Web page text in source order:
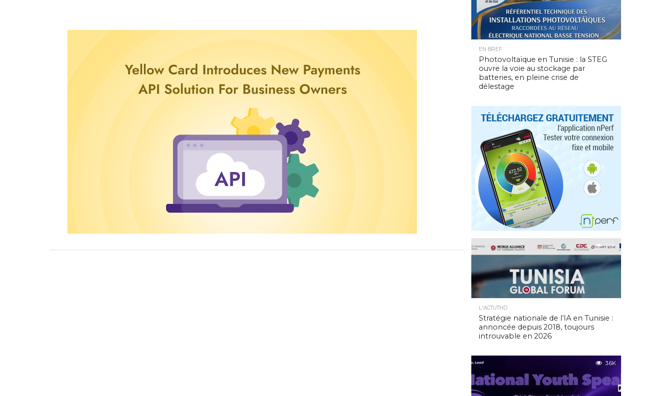
EN BREF
Photovoltaïque en Tunisie : la STEG
ouvre la voie au stockage par
batteries, en pleine crise de
délestage
5.0K
L'ACTUTHD
Stratégie nationale de l’IA en Tunisie :
annoncée depuis 2018, toujours
introuvable en 2026
3.6K